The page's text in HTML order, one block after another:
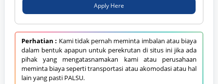
Apply Here
Perhatian : Kami tidak pernah meminta imbalan atau biaya
dalam bentuk apapun untuk perekrutan di situs ini jika ada
pihak yang mengatasnamakan kami atau perusahaan
meminta biaya seperti transportasi atau akomodasi atau hal
lain yang pasti PALSU.